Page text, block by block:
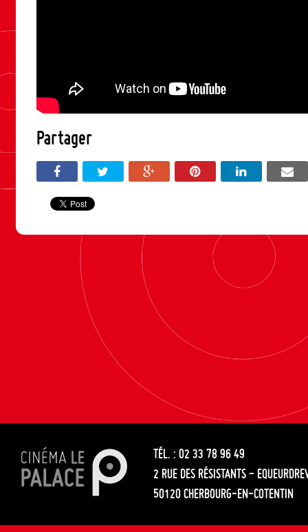
Partager
TÉL. : 02 33 78 96 49
2 RUE DES RÉSISTANTS -
50120 CHERBOURG-EN-COTENTIN